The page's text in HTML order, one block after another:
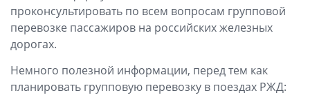
проконсультировать по всем вопросам групповой
перевозке пассажиров на российских железных
дорогах.
Немного полезной информации, перед тем как
планировать групповую перевозку в поездах РЖД: